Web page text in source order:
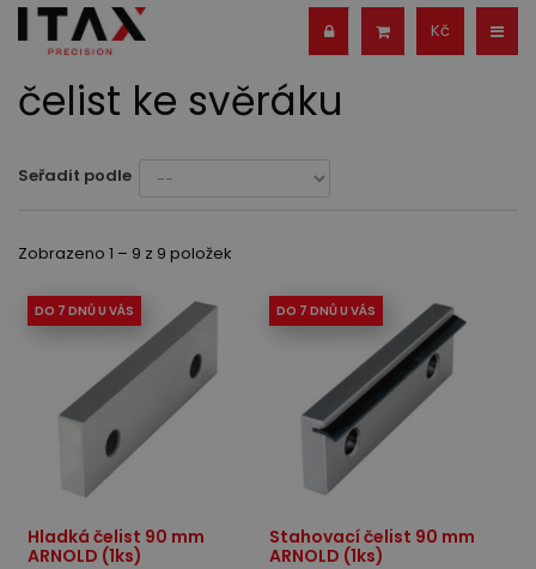
Kč
čelist ke svěráku
Seřadit podle
Zobrazeno 1 – 9 z 9 položek
DO 7 DNŮ U VÁS
Hladká čelist 90 mm
ARNOLD (1ks)
DO 7 DNŮ U VÁS
Stahovací čelist 90 mm
ARNOLD (1ks)